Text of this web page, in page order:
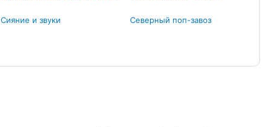
Сияние и звуки Северный поп-завоз